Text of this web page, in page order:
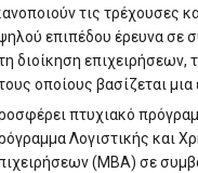
τις τρέχουσες
επιπέδου έρευνα σε
διοίκηση επιχειρήσεων,
οποίους βασίζεται μια
πτυχιακό
Λογιστικής και
(ΜΒΑ) σε